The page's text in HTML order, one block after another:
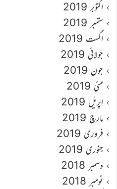
اکتوبر 2019
ستمبر 2019
اگست 2019
جولائی 2019
جون 2019
مئی 2019
اپریل 2019
مارچ 2019
فروری 2019
جنوری 2019
دسمبر 2018
نومبر 2018